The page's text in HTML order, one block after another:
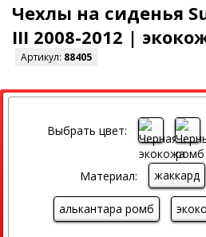
Чехлы на сиденья
III 2008-2012 |
Артикул: 88405
СКИДКА
Выбрать цвет:
Материал: жаккард
алькантара ромб